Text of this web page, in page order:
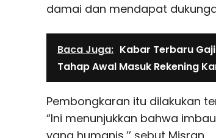
damai dan mendapat
Baca Juga: Kabar Terbaru
Tahap Awal Masuk Rekening
Pembongkaran itu dilakukan
“Ini menunjukkan bahwa